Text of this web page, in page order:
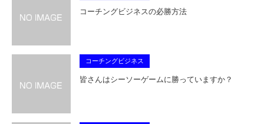
コーチングビジネスの必勝方法
コーチングビジネス
皆さんはシーソーゲームに勝っていますか？